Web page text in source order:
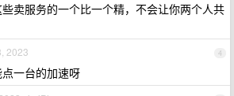
卖服务的一个比一个精，不会让你两个人共
4
2023
一台的加速呀